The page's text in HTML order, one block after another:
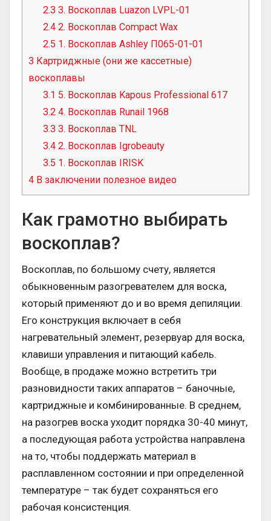
2.3 3. Воскоплав Luazon LVPL-01
2.4 2. Воскоплав Compact Wax
2.5 1. Воскоплав Ashley П065-01-01
3 Картриджные (они же кассетные)
воскоплавы
3.1 5. Воскоплав Kapous Professional 617
3.2 4. Воскоплав Runail 1968
3.3 3. Воскоплав TNL
3.4 2. Воскоплав Igrobeauty
3.5 1. Воскоплав IRISK
4 В заключении полезное видео
Как грамотно выбирать
воскоплав?
Воскоплав, по большому счету, является
обыкновенным разогревателем для воска,
который применяют до и во время депиляции.
Его конструкция включает в себя
нагревательный элемент, резервуар для воска,
клавиши управления и питающий кабель.
Вообще, в продаже можно встретить три
разновидности таких аппаратов – баночные,
картриджные и комбинированные. В среднем,
на разогрев воска уходит порядка 30-40 минут,
а последующая работа устройства направлена
на то, чтобы поддержать материал в
расплавленном состоянии и при определенной
температуре – так будет сохраняться его
рабочая консистенция.